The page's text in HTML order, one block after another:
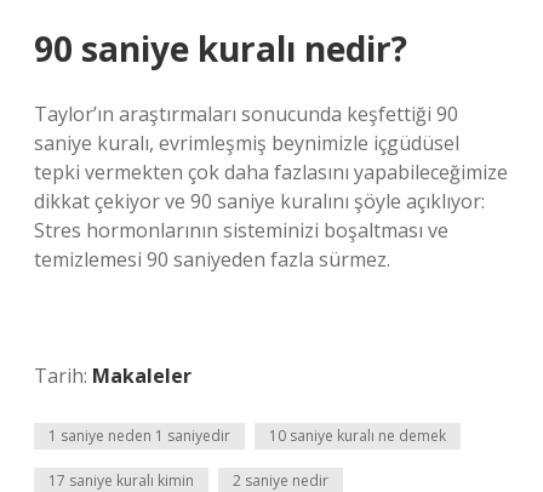
90 saniye kuralı nedir?
Taylor’ın araştırmaları sonucunda keşfettiği 90
saniye kuralı, evrimleşmiş beynimizle içgüdüsel
tepki vermekten çok daha fazlasını yapabileceğimize
dikkat çekiyor ve 90 saniye kuralını şöyle açıklıyor:
Stres hormonlarının sisteminizi boşaltması ve
temizlemesi 90 saniyeden fazla sürmez.
Tarih: Makaleler
1 saniye neden 1 saniyedir 10 saniye kuralı ne demek
17 saniye kuralı kimin 2 saniye nedir